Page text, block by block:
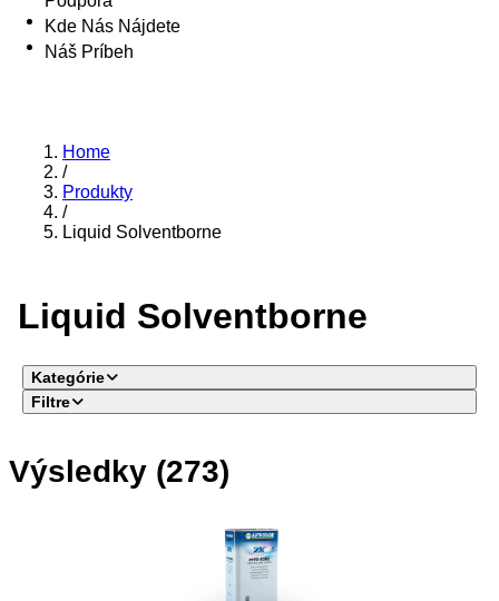
Kde Nás Nájdete
Náš Príbeh
Home
/
Produkty
/
Liquid Solventborne
Liquid Solventborne
Kategórie
Filtre
Výsledky (273)